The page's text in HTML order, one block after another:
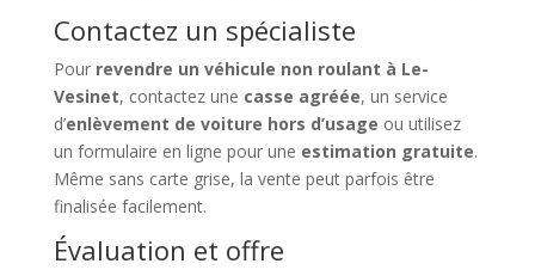
Contactez un spécialiste
Pour revendre un véhicule non roulant à Le-
Vesinet, contactez une casse agréée, un service
d’enlèvement de voiture hors d’usage ou utilisez
un formulaire en ligne pour une estimation gratuite.
Même sans carte grise, la vente peut parfois être
finalisée facilement.
Évaluation et offre